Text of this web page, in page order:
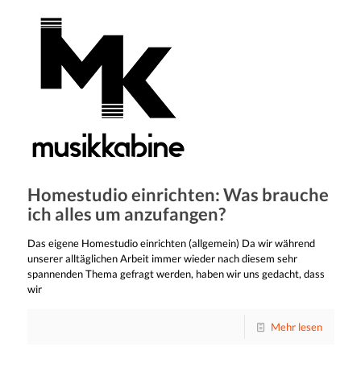
Homestudio einrichten: Was brauche
ich alles um anzufangen?
Das eigene Homestudio einrichten (allgemein) Da wir während
unserer alltäglichen Arbeit immer wieder nach diesem sehr
spannenden Thema gefragt werden, haben wir uns gedacht, dass
wir
Mehr lesen